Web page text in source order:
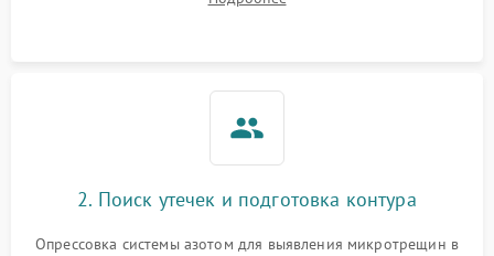
1000 ₽
1800 ₽
считывание кодов ошибок с электронного дисплея.
2. Поиск утечек и подготовка контура
Опрессовка системы азотом для выявления микротрещин в